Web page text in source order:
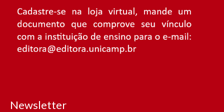
Newsletter